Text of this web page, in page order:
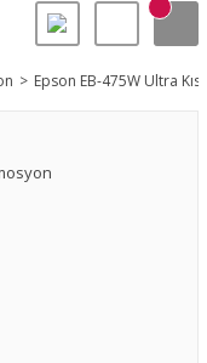
Epson EB-475W Ultra